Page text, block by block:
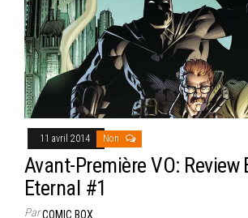
11 avril 2014 Non
Avant-Première VO: Review
Eternal #1
ParCOMIC BOX